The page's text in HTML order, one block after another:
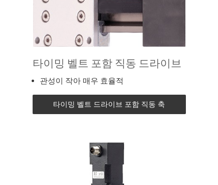
타이밍 벨트 포함 직동 드라이브
관성이 작아 매우 효율적
타이밍 벨트 드라이브 포함 직동 축